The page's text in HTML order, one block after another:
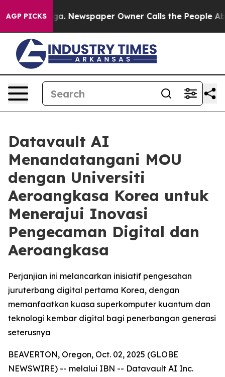
AGP PICKSNewspaper Owner Calls the People Abruptly
Datavault AI
Menandatangani MOU
dengan Universiti
Aeroangkasa Korea untuk
Menerajui Inovasi
Pengecaman Digital dan
Aeroangkasa
Perjanjian ini melancarkan inisiatif pengesahan
juruterbang digital pertama Korea, dengan
memanfaatkan kuasa superkomputer kuantum dan
teknologi kembar digital bagi penerbangan generasi
seterusnya
BEAVERTON, Oregon, Oct. 02, 2025 (GLOBE
NEWSWIRE) -- melalui IBN -- Datavault AI Inc.